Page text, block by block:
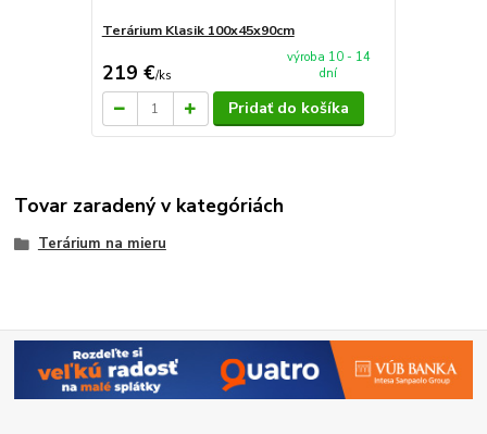
Terárium Klasik 100x45x90cm
219 €/ks
výroba 10 - 14
dní
Pridať do košíka
Tovar zaradený v kategóriách
Terárium na mieru